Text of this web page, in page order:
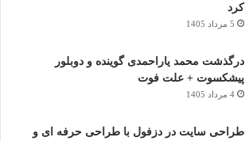
کرد
5 مرداد 1405
درگذشت محمد یاراحمدی گوینده و دوبلور
پیشکسوت + علت فوت
4 مرداد 1405
طراحی سایت در دزفول با طراحی حرفه‌ ای و